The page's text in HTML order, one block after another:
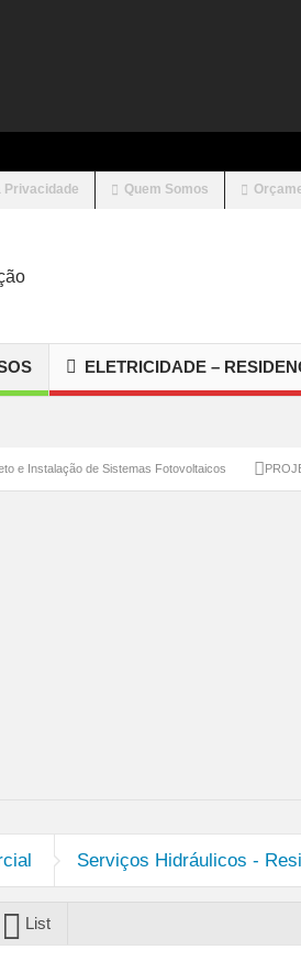
Privacidade Quem Somos
ELETRICIDADE –
e Instalação de Sistemas Fotovoltaicos
Serviços Hidráulicos -
List